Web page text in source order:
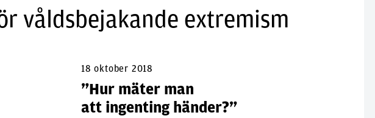
våldsbejakande extremism
18 oktober 2018
”Hur mäter man
att ingenting händer?”